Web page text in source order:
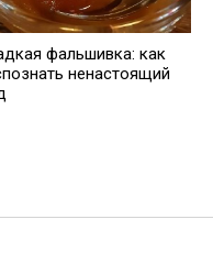
фальшивка: как
ненастоящий